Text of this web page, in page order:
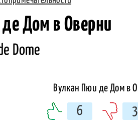
Дом в Оверни
Dome
6 3